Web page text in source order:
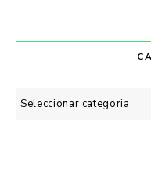
Categorias